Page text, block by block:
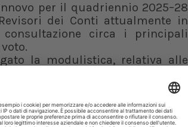
per il quadriennio 2025–28
dei Conti attualmente in
circa i principali
la modulistica, relativa alle
, nota
15 marzo 2018
alle elezioni, ha invitato